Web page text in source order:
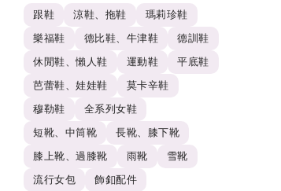
跟鞋 涼鞋、拖鞋
瑪莉珍鞋
樂福鞋
德比鞋、牛津鞋
德訓鞋
休閒鞋、懶人鞋
運動鞋
平底鞋
芭蕾鞋、娃娃鞋
莫卡辛鞋
穆勒鞋
全系列女鞋
短靴、中筒靴
長靴、膝下靴
膝上靴、過膝靴
雨靴
雪靴
流行女包
飾釦配件